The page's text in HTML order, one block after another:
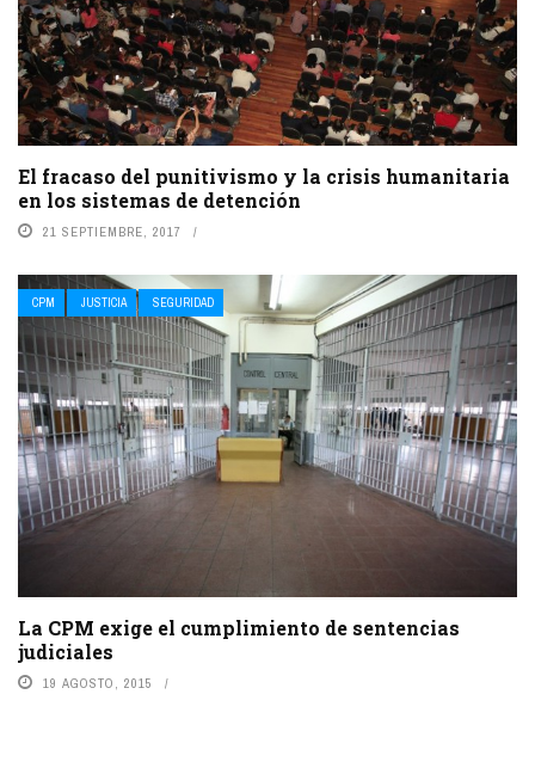
El fracaso del punitivismo y la crisis humanitaria
en los sistemas de detención
21 SEPTIEMBRE, 2017
CPM JUSTICIA SEGURIDAD
La CPM exige el cumplimiento de sentencias
judiciales
19 AGOSTO, 2015